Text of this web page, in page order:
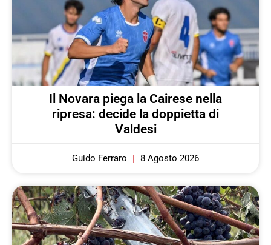
Il Novara piega la Cairese nella
ripresa: decide la doppietta di
Valdesi
Guido Ferraro 8 Agosto 2026